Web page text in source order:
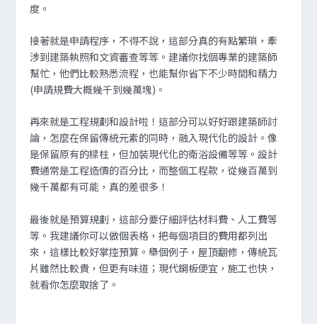
度。
接著就是申請程序，不得不說，這部分真的有點繁瑣，牽
涉到建築執照和文資審查等等。建議你找個專業的建築師
幫忙，他們比較熟悉流程，也能幫你省下不少時間和精力
(申請規費大概幾千到幾萬塊)。
再來就是工程規劃和設計啦！這部分可以好好跟建築師討
論，怎麼在保留傳統元素的同時，融入現代化的設計。像
是保留原有的樑柱，但加裝現代化的衛浴設備等等。設計
費通常是工程造價的百分比，而整個工程款，從幾百萬到
幾千萬都有可能，真的差很多！
最後就是預算規劃，這部分要仔細評估材料費、人工費等
等。我建議你可以做個表格，把每個項目的費用都列出
來，這樣比較好掌控預算。舉個例子，屋頂翻修，傳統瓦
片雖然比較貴，但更有味道；現代鋼板便宜，施工也快，
就看你怎麼取捨了。